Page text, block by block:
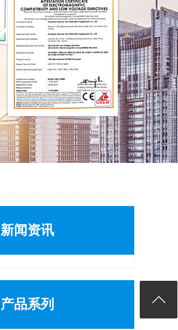
新闻资讯
产品系列